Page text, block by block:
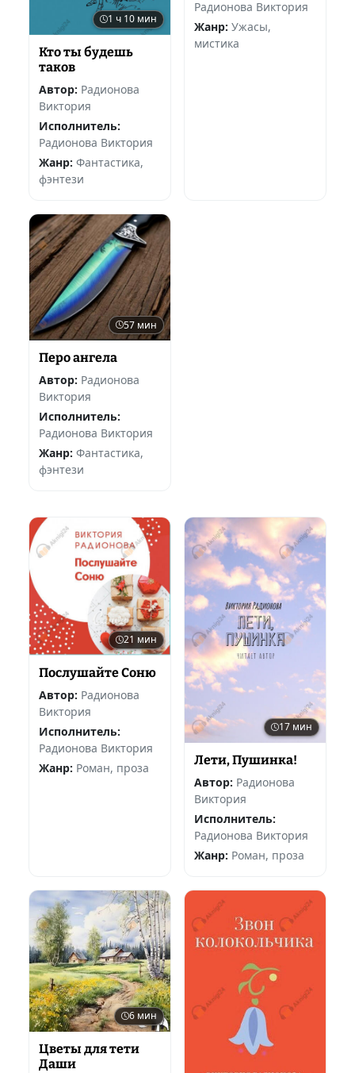
1 ч 10 мин
Кто ты будешь
таков
Автор: Радионова
Виктория
Исполнитель:
Радионова Виктория
Жанр: Фантастика,
фэнтези
Радионова Виктория
Жанр: Ужасы,
мистика
57 мин
Перо ангела
Автор: Радионова
Виктория
Исполнитель:
Радионова Виктория
Жанр: Фантастика,
фэнтези
21 мин
Послушайте Соню
Автор: Радионова
Виктория
Исполнитель:
Радионова Виктория
Жанр: Роман, проза
17 мин
Лети, Пушинка!
Автор: Радионова
Виктория
Исполнитель:
Радионова Виктория
Жанр: Роман, проза
6 мин
Цветы для тети
Даши